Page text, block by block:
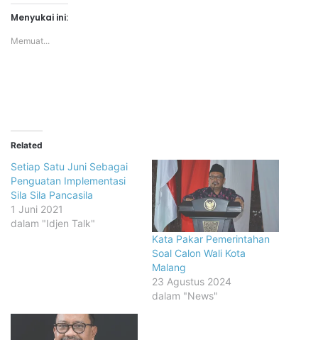
Menyukai ini:
Memuat...
Related
Setiap Satu Juni Sebagai
Penguatan Implementasi
Sila Sila Pancasila
1 Juni 2021
dalam "Idjen Talk"
Kata Pakar Pemerintahan
Soal Calon Wali Kota
Malang
23 Agustus 2024
dalam "News"